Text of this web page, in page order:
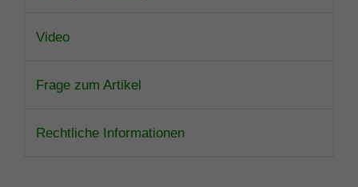
Video
Frage zum Artikel
Rechtliche Informationen